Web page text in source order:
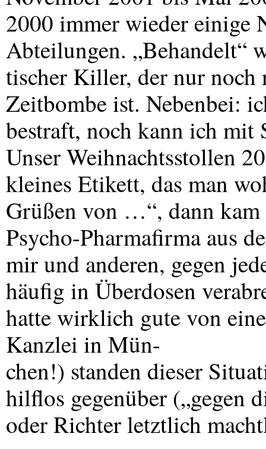
2000 immer wieder einige
Abteilungen. „Behandelt“
tischer Killer, der nur noch
Zeitbombe ist. Nebenbei:
bestraft, noch kann ich mit
Unser Weihnachtsstollen
kleines Etikett, das man
Grüßen von …“, dann kam
Psycho-Pharmafirma aus
mir und anderen, gegen
häufig in Überdosen
hatte wirklich gute von
Kanzlei in Mün-
chen!) standen dieser
hilflos gegenüber („gegen
oder Richter letztlich